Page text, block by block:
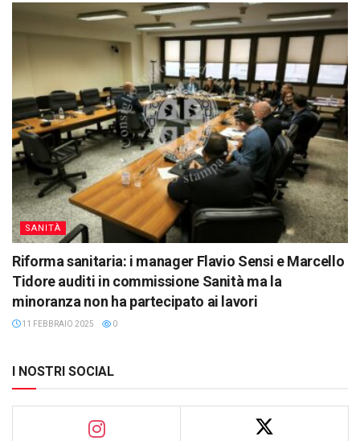
SANITÀ
Riforma sanitaria: i manager Flavio Sensi e Marcello
Tidore auditi in commissione Sanità ma la
minoranza non ha partecipato ai lavori
11 FEBBRAIO 2025 0
I NOSTRI SOCIAL